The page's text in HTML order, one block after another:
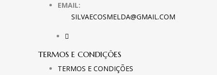
EMAIL:
SILVAECOSMELDA@GMAIL.COM
TERMOS E CONDIÇÕES
TERMOS E CONDIÇÕES